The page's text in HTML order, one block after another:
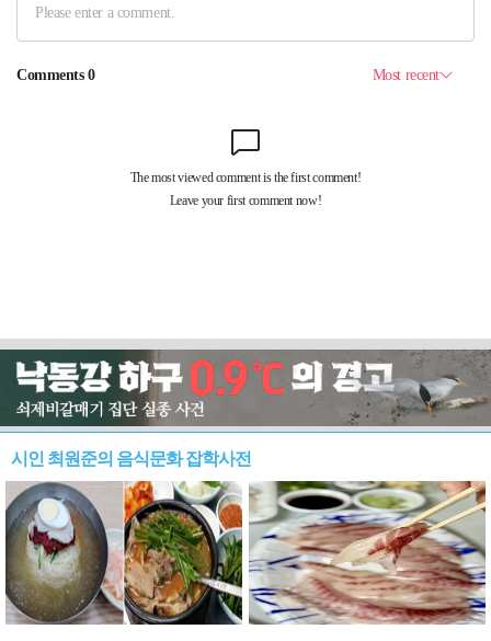
시인 최원준의 음식문화 잡학사전